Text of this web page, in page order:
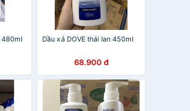
480ml Dầu xả DOVE thái lan 450ml
68.900 đ